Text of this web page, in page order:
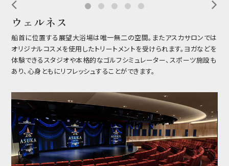
ウェルネス
船首に位置する展望大浴場は唯一無二の空間。またアスカサロンでは
オリジナルコスメを使用したトリートメントを受けられます。ヨガなどを
体験できるスタジオや本格的なゴルフシミュレーター、スポーツ施設も
あり、心身ともにリフレッシュすることができます。